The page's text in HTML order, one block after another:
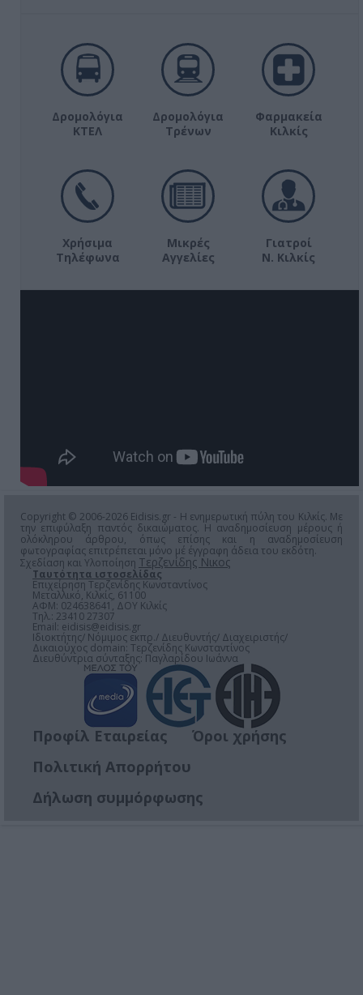
Δρομολόγια
ΚΤΕΛ
Δρομολόγια
Τρένων
Φαρμακεία
Κιλκίς
Χρήσιμα
Τηλέφωνα
Μικρές
Αγγελίες
Γιατροί
Ν. Κιλκίς
Copyright © 2006-2026 Eidisis.gr - Η ενημερωτική πύλη του Κιλκίς. Με
την επιφύλαξη παντός δικαιώματος. Η αναδημοσίευση μέρους ή
ολόκληρου άρθρου, όπως επίσης και η αναδημοσίευση
φωτογραφίας επιτρέπεται μόνο μέ έγγραφη άδεια του εκδότη.
Σχεδίαση και Υλοποίηση Τερζενίδης Νικος
Ταυτότητα ιστοσελίδας
Επιχείρηση Τερζενίδης Κωνσταντίνος
Μεταλλικό, Κιλκίς, 61100
ΑΦΜ: 024638641, ΔΟΥ Κιλκίς
Τηλ.: 23410 27307
Email: eidisis@eidisis.gr
Ιδιοκτήτης/ Νόμιμος εκπρ./ Διευθυντής/ Διαχειριστής/
Δικαιούχος domain: Τερζενίδης Κωνσταντίνος
Διευθύντρια σύνταξης: Παγλαρίδου Ιωάννα
Προφίλ Εταιρείας
Όροι χρήσης
Πολιτική Απορρήτου
Δήλωση συμμόρφωσης